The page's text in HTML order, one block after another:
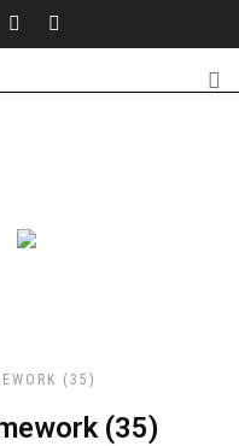
(35)
(35)